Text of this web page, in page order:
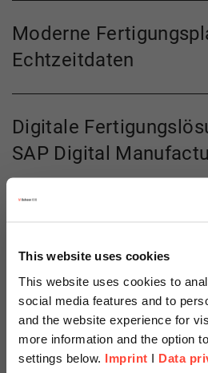
This website uses cookies
This website uses cookies to
social media features and to
and the website experience for
more information and the option
settings below. Imprint I Data
Moderne
Echtzeitdaten
Digitale
SAP Digital
mit SAP Integrated
Planning
Optimierte
SAP Quality